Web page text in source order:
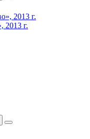
2013 г.